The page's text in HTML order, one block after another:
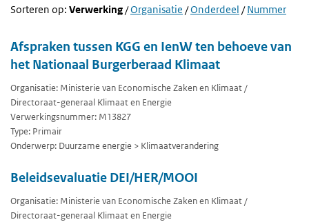
Sorteren op: Verwerking/Organisatie /Onderdeel /Nummer
Afspraken tussen KGG en IenW ten behoeve van
het Nationaal Burgerberaad Klimaat
Organisatie: Ministerie van Economische Zaken en Klimaat /
Directoraat-generaal Klimaat en Energie
Verwerkingsnummer: M13827
Type: Primair
Onderwerp: Duurzame energie > Klimaatverandering
Beleidsevaluatie DEI/HER/MOOI
Organisatie: Ministerie van Economische Zaken en Klimaat /
Directoraat-generaal Klimaat en Energie